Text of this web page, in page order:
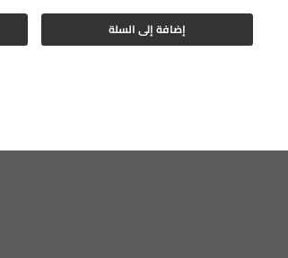
إضافة إلى السلة